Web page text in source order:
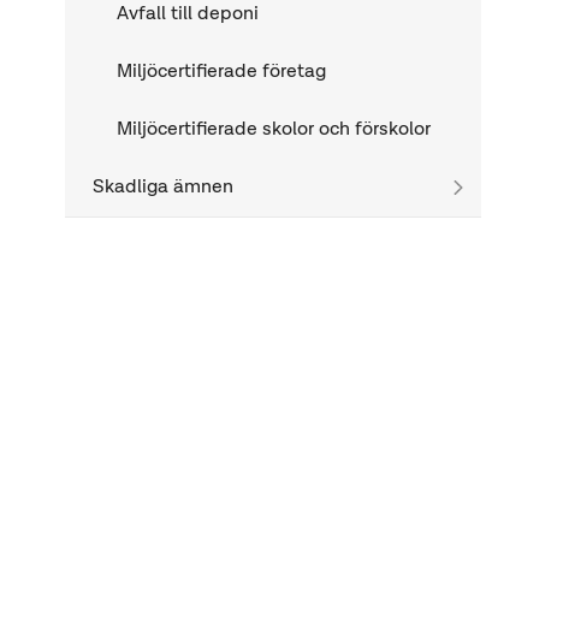
Avfall till deponi
Miljöcertifierade företag
Miljöcertifierade skolor och förskolor
Skadliga ämnen